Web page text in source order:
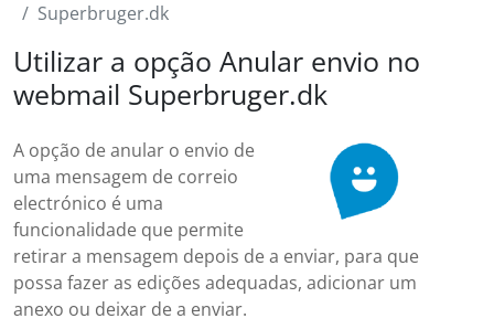
Superbruger.dk
Utilizar a opção Anular envio no
webmail Superbruger.dk
A opção de anular o envio de
uma mensagem de correio
electrónico é uma
funcionalidade que permite
retirar a mensagem depois de a enviar, para que
possa fazer as edições adequadas, adicionar um
anexo ou deixar de a enviar.